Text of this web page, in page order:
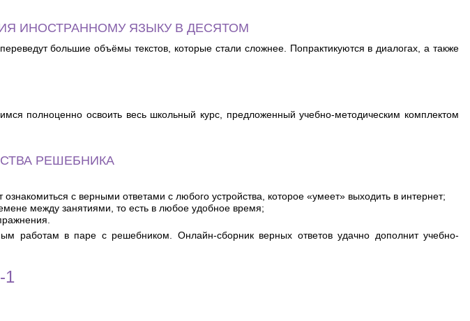
ИНОСТРАННОМУ ЯЗЫКУ В ДЕСЯТОМ
большие объёмы текстов, которые стали сложнее. Попрактикуются в диалогах, а также
полноценно освоить весь школьный курс, предложенный учебно-методическим комплектом
РЕШЕБНИКА
с верными ответами с любого устройства, которое «умеет» выходить в интернет;
между занятиями, то есть в любое удобное время;
работам в паре с решебником. Онлайн-сборник верных ответов удачно дополнит учебно-
1